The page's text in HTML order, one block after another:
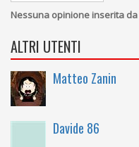
Nessuna opinione inserita
ALTRI UTENTI
Matteo Zanin
Davide 86